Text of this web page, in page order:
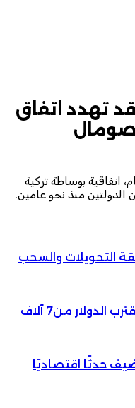
تهدد اتفاق
اتفاقية بوساطة تركية
الدولتين منذ نحو عامين.
التحويلات والسحب
الجنيه المصري يحلّق.. هل يقترب الدولار من7 آلاف
حدثًا اقتصاديًا